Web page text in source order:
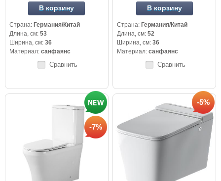
В корзину
Страна: Германия/Китай
Длина, см:53
Ширина, см:36
Материал:санфаянс
Сравнить
В корзину
Страна: Германия/Китай
Длина, см:52
Ширина, см:36
Материал:санфаянс
Сравнить
-7%
-5%